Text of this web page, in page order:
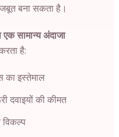
बना सकता है।
सामान्य अंदाजा
है:
का इस्तेमाल
दवाइयों की कीमत